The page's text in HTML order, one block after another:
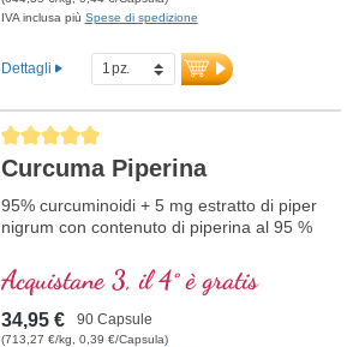
IVA inclusa più Spese di spedizione
Dettagli
Average rating of 5 out of 5 stars
Curcuma Piperina
95% curcuminoidi + 5 mg estratto di piper
nigrum con contenuto di piperina al 95 %
Acquistane 3, il 4° è gratis
34,95 € 90 Capsule
(713,27 €/kg, 0,39 €/Capsula)